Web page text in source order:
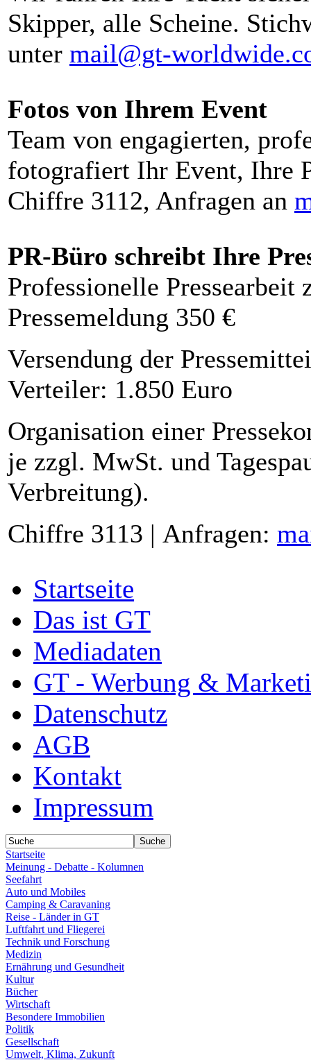
Skipper, alle Scheine.
unter mail@gt-
Fotos von Ihrem Event
Team von engagierten,
fotografiert Ihr Event, Ihre
Chiffre 3112, Anfragen an
PR-Büro schreibt Ihre
Professionelle Pressearbeit
Pressemeldung 350 €
Versendung der
Verteiler: 1.850 Euro
Organisation einer
je zzgl. MwSt. und
Verbreitung).
Chiffre 3113 | Anfragen:
Startseite
Das ist GT
Mediadaten
GT - Werbung &
Datenschutz
AGB
Kontakt
Impressum
Startseite
Meinung - Debatte - Kolumnen
Seefahrt
Auto und Mobiles
Camping & Caravaning
Reise - Länder in GT
Luftfahrt und Fliegerei
Technik und Forschung
Medizin
Ernährung und Gesundheit
Kultur
Bücher
Wirtschaft
Besondere Immobilien
Politik
Gesellschaft
Umwelt, Klima, Zukunft